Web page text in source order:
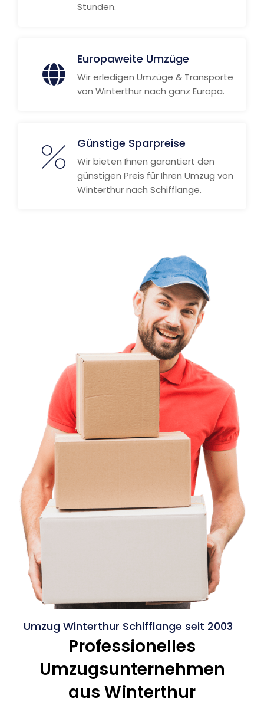
Stunden.
Europaweite Umzüge
Wir erledigen Umzüge & Transporte
von Winterthur nach ganz Europa.
Günstige Sparpreise
Wir bieten Ihnen garantiert den
günstigen Preis für Ihren Umzug von
Winterthur nach Schifflange.
Umzug Winterthur Schifflange seit 2003
Professionelles
Umzugsunternehmen
aus Winterthur